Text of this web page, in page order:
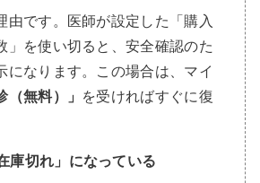
由です。医師が設定した「購入
」を使い切ると、安全確認のた
になります。この場合は、マイ
（無料）」
を受ければすぐに復
庫切れ」になっている